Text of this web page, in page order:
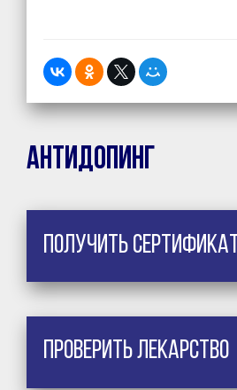
Антидопинг
Получить сертификат
Проверить лекарство